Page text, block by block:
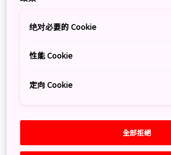
【玩出屬於我的日本 喚醒未曾發現
刀魚》總編輯Eva帶你走進山陰藝
採訪文章​
绝对必要的 Cookie
性能 Cookie
定向 Cookie
全部拒絕